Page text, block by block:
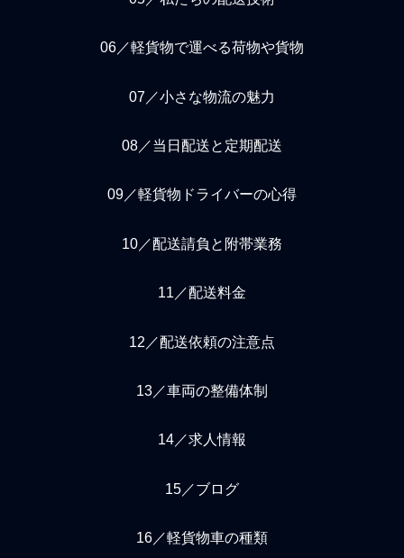
06／軽貨物で運べる荷物や貨物
07／小さな物流の魅力
08／当日配送と定期配送
09／軽貨物ドライバーの心得
10／配送請負と附帯業務
11／配送料金
12／配送依頼の注意点
13／車両の整備体制
14／求人情報
15／ブログ
16／軽貨物車の種類